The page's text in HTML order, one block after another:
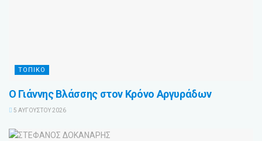
ΤΟΠΙΚΟ
Ο Γιάννης Βλάσσης στον Κρόνο Αργυράδων
5 ΑΥΓΟΎΣΤΟΥ 2026